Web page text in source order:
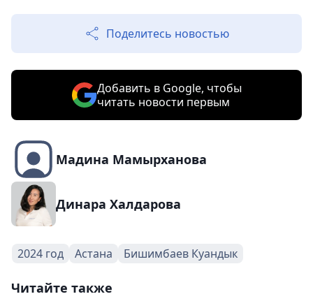
Поделитесь новостью
Добавить в Google, чтобы
читать новости первым
Мадина Мамырханова
Динара Халдарова
2024 год Астана Бишимбаев Куандык
Читайте также